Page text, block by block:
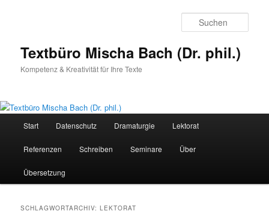
Textbüro Mischa Bach (Dr. phil.)
Kompetenz & Kreativität für Ihre Texte
Start Datenschutz Dramaturgie Lektorat
Referenzen Schreiben Seminare Über
Übersetzung
SCHLAGWORTARCHIV:LEKTORAT